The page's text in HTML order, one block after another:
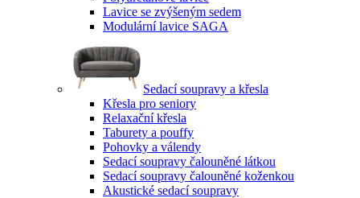
Lavice se zvýšeným sedem
Modulární lavice SAGA
Sedací soupravy a křesla
Křesla pro seniory
Relaxační křesla
Taburety a pouffy
Pohovky a válendy
Sedací soupravy čalouněné látkou
Sedací soupravy čalouněné koženkou
Akustické sedací soupravy